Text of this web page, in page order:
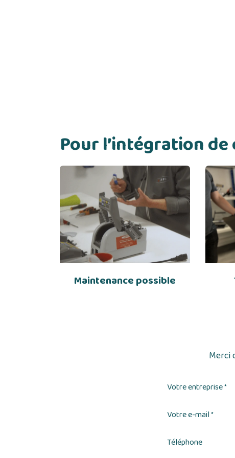
Pour l’intégration
Maintenance possible
Merci
Votre entreprise*
Votre e-mail*
Téléphone